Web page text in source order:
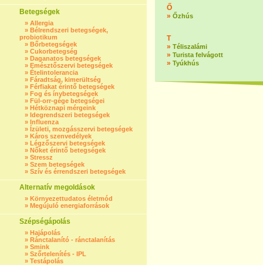
Betegségek
» Allergia
» Bélrendszeri betegségek,
probiotikum
» Bőrbetegségek
» Cukorbetegség
» Daganatos betegségek
» Emésztőszervi betegségek
» Ételintolerancia
» Fáradtság, kimerültség
» Férfiakat érintő betegségek
» Fog és ínybetegségek
» Fül-orr-gége betegségei
» Hétköznapi mérgeink
» Idegrendszeri betegségek
» Influenza
» Ízületi, mozgásszervi betegségek
» Káros szenvedélyek
» Légzőszervi betegségek
» Nőket érintő betegségek
» Stressz
» Szem betegségek
» Szív és érrendszeri betegségek
Alternatív megoldások
» Környezettudatos életmód
» Megújuló energiaforrások
Szépségápolás
» Hajápolás
» Ránctalanító - ránctalanítás
» Smink
» Szőrtelenítés - IPL
» Testápolás
Ő
» Őzhús
T
» Téliszalámi
» Turista felvágott
» Tyúkhús